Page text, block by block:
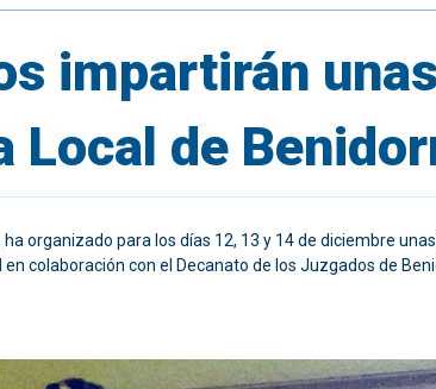
impartirán
de
organizado para los días 12, 13 y 14 de diciembre
colaboración con el Decanato de los Juzgados de